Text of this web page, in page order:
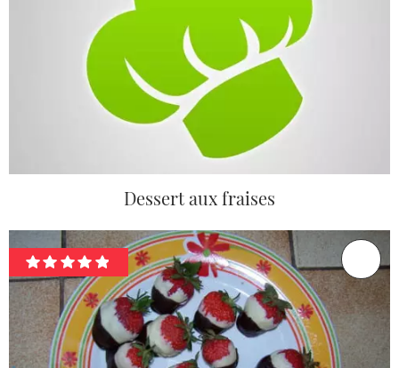
Dessert aux fraises